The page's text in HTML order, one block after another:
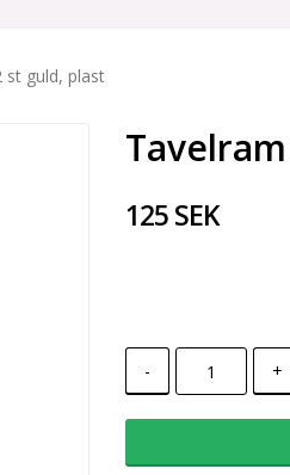
st guld, plast
125 SEK
- +